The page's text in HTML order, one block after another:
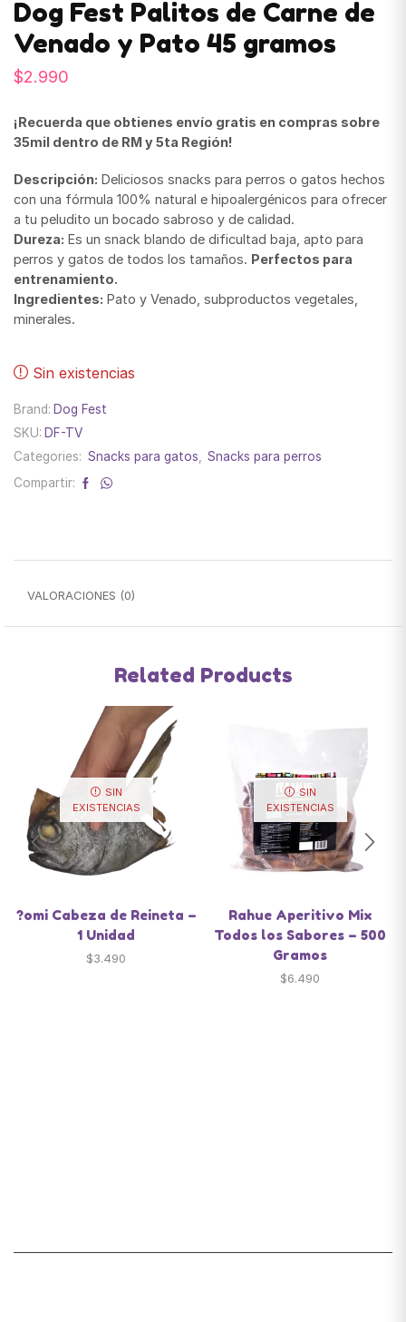
Dog Fest Palitos de Carne de
Venado y Pato 45 gramos
$2.990
¡Recuerda que obtienes envío gratis en compras sobre
35mil dentro de RM y 5ta Región!
Descripción: Deliciosos snacks para perros o gatos hechos
con una fórmula 100% natural e hipoalergénicos para ofrecer
a tu peludito un bocado sabroso y de calidad.
Dureza: Es un snack blando de dificultad baja, apto para
perros y gatos de todos los tamaños. Perfectos para
entrenamiento.
Ingredientes: Pato y Venado, subproductos vegetales,
minerales.
Sin existencias
Brand: Dog Fest
SKU: DF-TV
Categories: Snacks para gatos
Snacks para perros
Compartir:
VALORACIONES (0)
Related Products
SIN
EXISTENCIAS
?omi Cabeza de Reineta –
1 Unidad
$3.490
SIN
EXISTENCIAS
Rahue Aperitivo Mix
Todos los Sabores – 500
Gramos
$6.490